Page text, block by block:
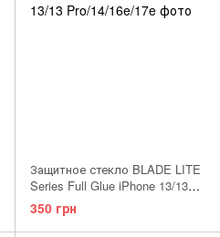
Защитное стекло BLADE LITE
Series Full Glue iPhone 13/13
Pro/14/16e/17e
350 грн